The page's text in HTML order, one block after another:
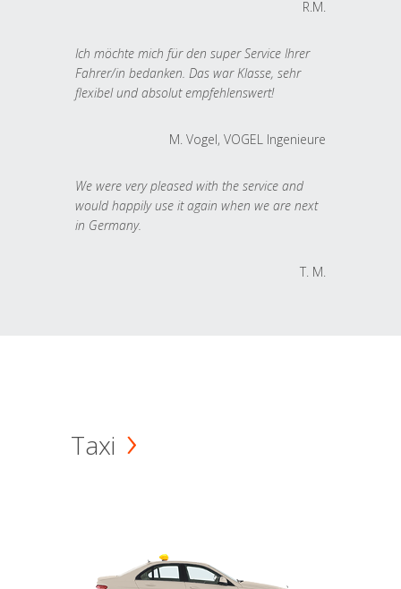
R.M.
Ich möchte mich für den super Service Ihrer
Fahrer/in bedanken. Das war Klasse, sehr
flexibel und absolut empfehlenswert!
M. Vogel, VOGEL Ingenieure
We were very pleased with the service and
would happily use it again when we are next
in Germany.
T. M.
Taxi